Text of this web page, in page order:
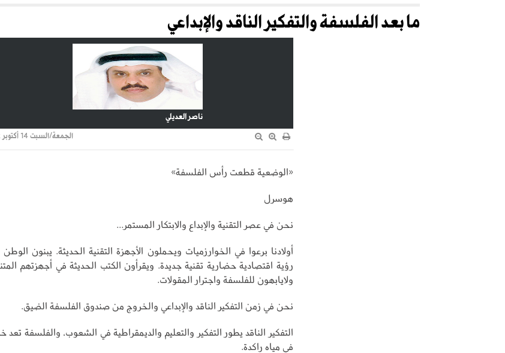
ما بعد الفلسفة والتفكير الناقد والإبداعي
ناصر العديلي
الجمعة/السبت 14 أكتوبر 2022
«الوضعية قطعت رأس الفلسفة»
هوسرل
نحن في عصر التقنية والإبداع والابتكار المستمر...
أولادنا برعوا في الخوارزميات ويحملون الأجهزة التقنية الحديثة. يبنون
رؤية اقتصادية حضارية تقنية جديدة. ويقرأون الكتب الحديثة في أجهزتهم
ولايابهون للفلسفة واجترار المقولات.
نحن في زمن التفكير الناقد والإبداعي والخروج من صندوق الفلسفة الضيق.
التفكير الناقد يطور التفكير والتعليم والديمقراطية في الشعوب، والفلسفة
في مياه راكدة.